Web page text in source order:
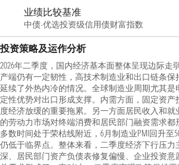
业绩比较基准
中债-优选投资级信用债财富指数
投资策略及运作分析
2026年二季度，国内经济基本面整体呈现边际走
产端仍有一定韧性，高技术制造业和出口链条
延续了外热内冷的情况。全球制造业周期尤其
定性优势对出口形成支撑。内需方面，固定资
度经济放缓的重要拖累。另一方面居民收入和
的劳动力市场对终端消费和居民部门融资需求都
多数时间处于荣枯线附近，6月制造业PMI回升至
仍低于临界点。整体来看，二季度经济下行压力
深、居民部门资产负债表修复偏慢、企业投资